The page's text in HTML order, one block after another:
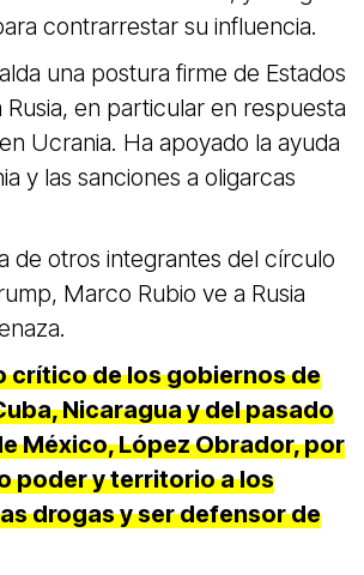
contrarrestar su influencia.
una postura firme de Estados
en particular en respuesta
Ucrania. Ha apoyado la ayuda
y las sanciones a oligarcas
de otros integrantes del círculo
Marco Rubio ve a Rusia
crítico de los gobiernos de
Nicaragua y del pasado
México, López Obrador, por
poder y territorio a los
drogas y ser defensor de